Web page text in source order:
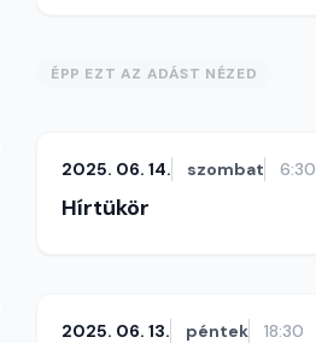
ÉPP EZT AZ ADÁST NÉZED
2025. 06. 14. szombat 6:30
Hírtükör
2025. 06. 13. péntek 18:30